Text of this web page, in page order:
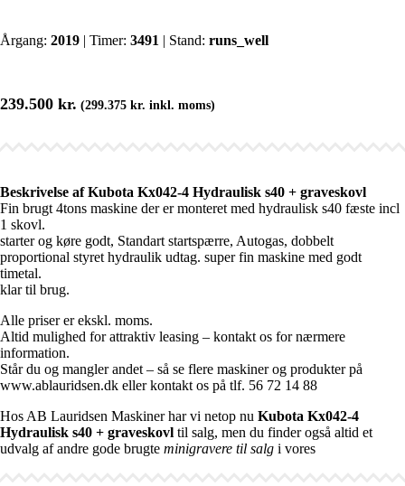
Årgang: 2019 | Timer: 3491 | Stand: runs_well
239.500 kr. (299.375 kr. inkl. moms)
Beskrivelse af Kubota Kx042-4 Hydraulisk s40 + graveskovl
Fin brugt 4tons maskine der er monteret med hydraulisk s40 fæste incl
1 skovl.
starter og køre godt, Standart startspærre, Autogas, dobbelt
proportional styret hydraulik udtag. super fin maskine med godt
timetal.
klar til brug.
Alle priser er ekskl. moms.
Altid mulighed for attraktiv leasing – kontakt os for nærmere
information.
Står du og mangler andet – så se flere maskiner og produkter på
www.ablauridsen.dk eller kontakt os på tlf. 56 72 14 88
Hos AB Lauridsen Maskiner har vi netop nu Kubota Kx042-4
Hydraulisk s40 + graveskovl til salg, men du finder også altid et
udvalg af andre gode brugte minigravere til salg i vores